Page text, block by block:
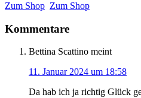
Zum Shop Zum Shop
Kommentare
Bettina Scattino meint
11. Januar 2024 um 18:58
Da hab ich ja richtig Glück